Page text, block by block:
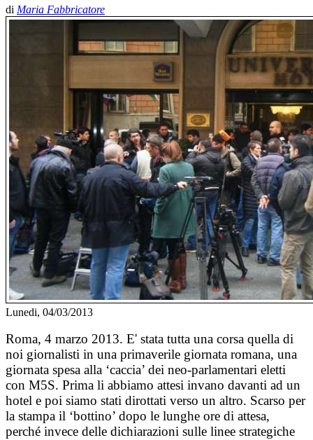
di Maria Fabbricatore
Lunedi, 04/03/2013
Roma, 4 marzo 2013. E' stata tutta una corsa quella di
noi giornalisti in una primaverile giornata romana, una
giornata spesa alla ‘caccia’ dei neo-parlamentari eletti
con M5S. Prima li abbiamo attesi invano davanti ad un
hotel e poi siamo stati dirottati verso un altro. Scarso per
la stampa il ‘bottino’ dopo le lunghe ore di attesa,
perché invece delle dichiarazioni sulle linee strategiche